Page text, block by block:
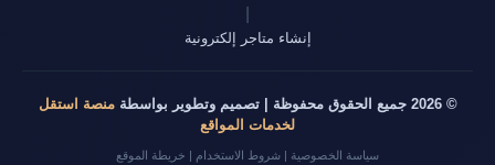
إنشاء متاجر إلكترونية
© 2026 جميع الحقوق محفوظة | تصميم وتطوير بواسطة
منصة استقل
لخدمات المواقع
سياسة الخصوصية | شروط الاستخدام | خريطة الموقع